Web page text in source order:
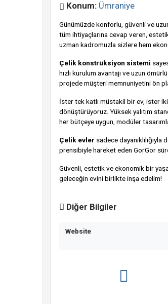
Konum: Ümraniye
Günümüzde konforlu, güvenli ve
tüm ihtiyaçlarına cevap veren,
uzman kadromuzla sizlere hem
Çelik konstrüksiyon sistemi
hızlı kurulum avantajı ve uzun
projede müşteri memnuniyetini ön
İster tek katlı müstakil bir ev, ister
dönüştürüyoruz. Yüksek yalıtım
her bütçeye uygun, modüler
Çelik evler sadece
prensibiyle hareket eden GorGor
Güvenli, estetik ve ekonomik bir
geleceğin evini birlikte inşa edelim!
Diğer Bilgiler
Website